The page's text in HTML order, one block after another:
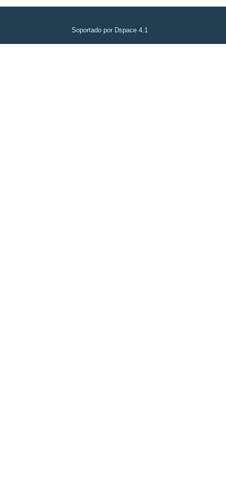
Soportado por Dspace 4.1